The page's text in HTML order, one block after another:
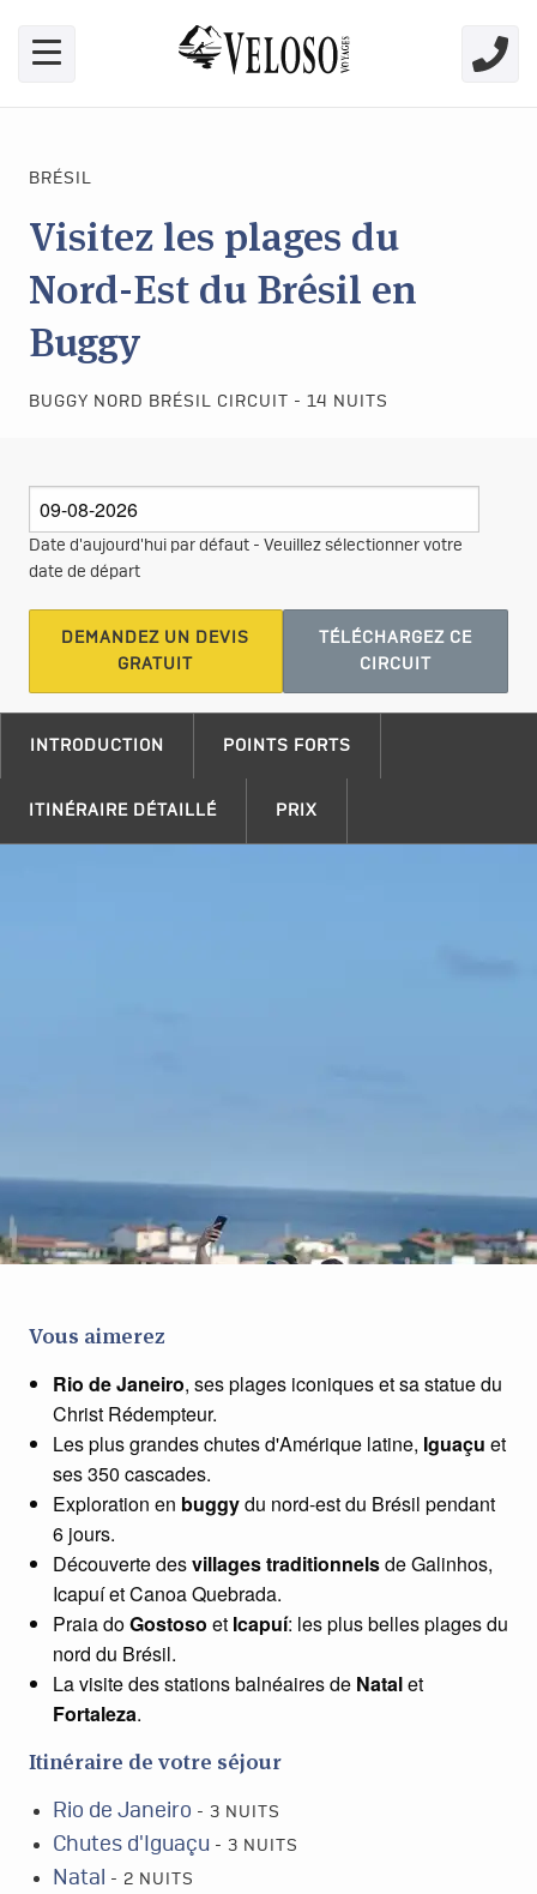
BRÉSIL
Visitez les plages du
Nord-Est du Brésil en
Buggy
BUGGY NORD BRÉSIL CIRCUIT - 14 NUITS
Date d'aujourd'hui par défaut - Veuillez sélectionner votre
date de départ
DEMANDEZ UN DEVIS
GRATUIT
TÉLÉCHARGEZ CE
CIRCUIT
INTRODUCTION POINTS FORTS
ITINÉRAIRE DÉTAILLÉ PRIX
Vous aimerez
Rio de Janeiro, ses plages iconiques et sa statue du
Christ Rédempteur.
Les plus grandes chutes d'Amérique latine, Iguaçu et
ses 350 cascades.
Exploration en buggydu nord-est du Brésil pendant
6 jours.
Découverte desvillages traditionnelsde Galinhos,
Icapuí et Canoa Quebrada.
Praia doGostoso et Icapuí: les plus belles plages du
nord du Brésil.
La visite des stations balnéaires de Natalet
Fortaleza.
Itinéraire de votre séjour
Rio de Janeiro - 3 NUITS
Chutes d'Iguaçu - 3 NUITS
Natal - 2 NUITS